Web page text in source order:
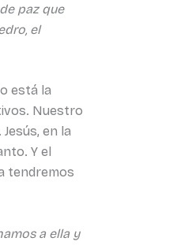
paz que
el
está la
Nuestro
en la
Y el
tendremos
a ella y